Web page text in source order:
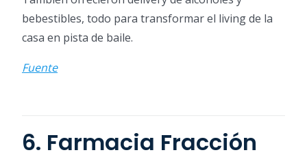
bebestibles, todo para transformar el living de la
casa en pista de baile.
Fuente
6. Farmacia Fracción